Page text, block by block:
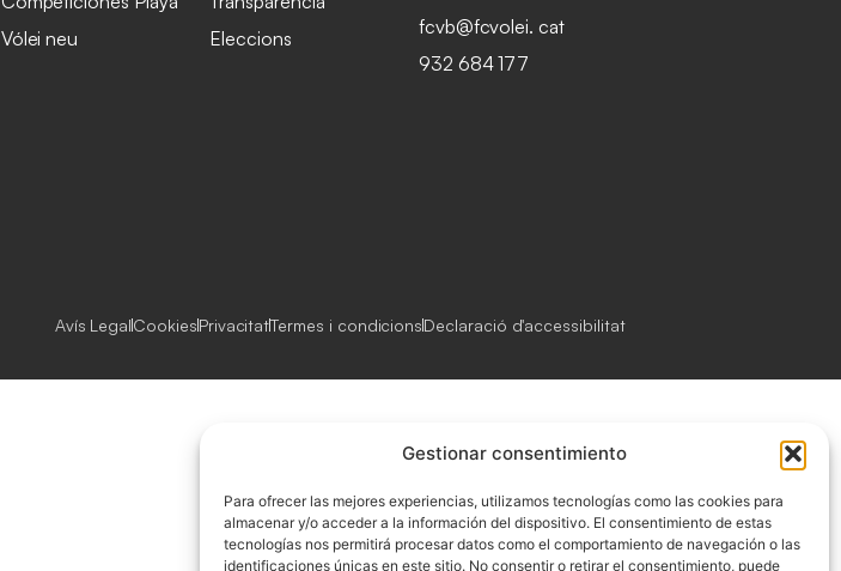
Gestionar consentimiento
Para ofrecer las mejores experiencias, utilizamos tecnologías como las cookies para
almacenar y/o acceder a la información del dispositivo. El consentimiento de estas
tecnologías nos permitirá procesar datos como el comportamiento de navegación o las
identificaciones únicas en este sitio. No consentir o retirar el consentimiento, puede
Vólei neu
Eleccions
fcvb@fcvolei. cat
932 684 177
Avís LegalCookiesPrivacitatTermes i condicionsDeclaració d'accessibilitat